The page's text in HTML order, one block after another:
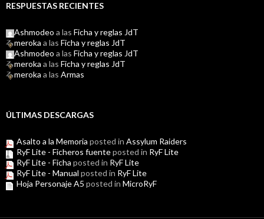
RESPUESTAS RECIENTES
Ashmodeo a las Ficha y reglas JdT
meroka a las Ficha y reglas JdT
Ashmodeo a las Ficha y reglas JdT
meroka a las Ficha y reglas JdT
meroka a las Armas
ÚLTIMAS DESCARGAS
Asalto a la Memoria posted in Assylum Raiders
RyF Lite - Ficheros fuenteposted in RyF Lite
RyF Lite - Ficha posted in RyF Lite
RyF Lite - Manual posted in RyF Lite
Hoja Personaje A5 posted in MicroRyF